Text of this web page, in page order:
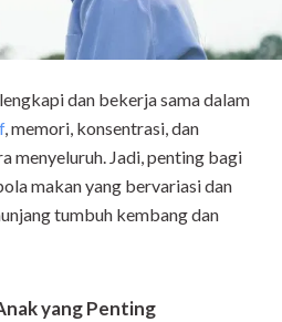
dan bekerja sama dalam
, memori, konsentrasi, dan
menyeluruh. Jadi, penting bagi
makan yang bervariasi dan
tumbuh kembang dan
yang Penting